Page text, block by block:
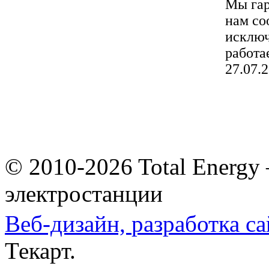
Мы
нам
© 2010-2026 Total
электростанции
Веб-дизайн, разработка
Текарт.